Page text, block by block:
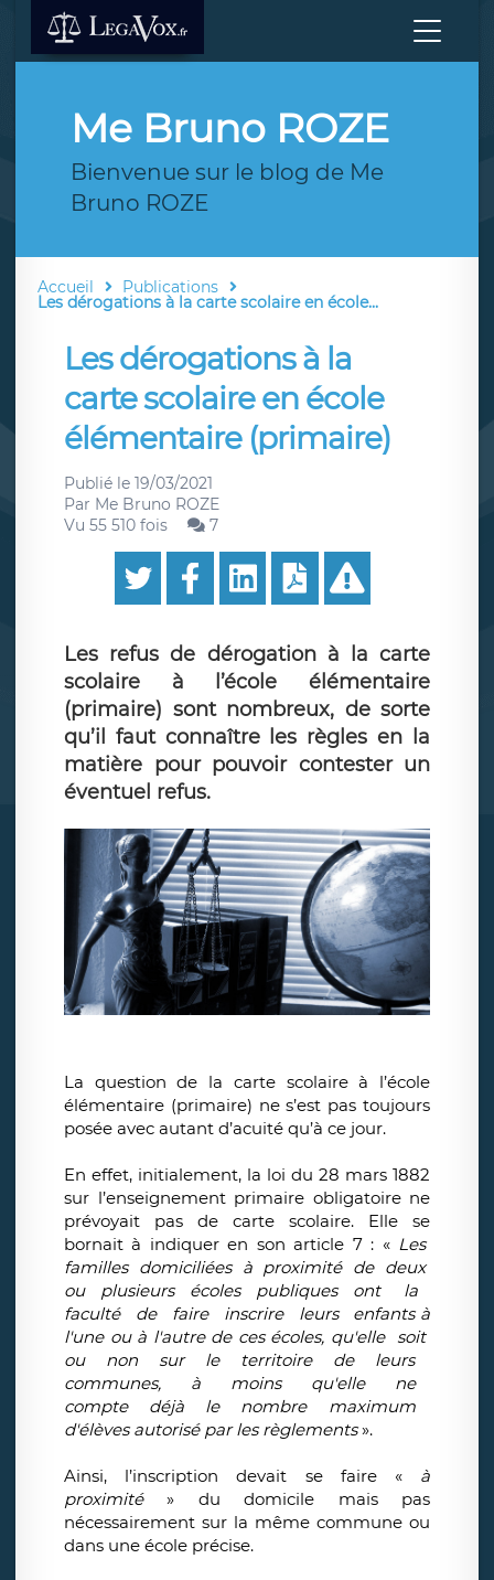
Me Bruno ROZE
Bienvenue sur le blog de Me
Bruno ROZE
Accueil Publications
Les dérogations à la carte scolaire en école...
Les dérogations à la
carte scolaire en école
élémentaire (primaire)
Publié le 19/03/2021
Par Me Bruno ROZE
Vu 55 510 fois
7
Les refus de dérogation à la carte
scolaire à l’école élémentaire
(primaire) sont nombreux, de sorte
qu’il faut connaître les règles en la
matière pour pouvoir contester un
éventuel refus.
La question de la carte scolaire à l’école
élémentaire (primaire) ne s’est pas toujours
posée avec autant d’acuité qu’à ce jour.
En effet, initialement, la loi du 28 mars 1882
sur l’enseignement primaire obligatoire ne
prévoyait pas de carte scolaire. Elle se
bornait à indiquer en son article 7 : « Les
familles domiciliées à proximité de deux
ou
plusieurs écoles publiques ont
la
faculté
de faire inscrire leurs
enfants à
l'une ou à l'autre de ces écoles, qu'elle
soit
ou
non sur le territoire de
leurs
communes,
à moins qu'elle
ne
compte
déjà le nombre
maximum
d'élèves autorisé par les règlements».
Ainsi, l’inscription devait se faire « à
proximité» du domicile mais pas
nécessairement sur la même commune ou
dans une école précise.